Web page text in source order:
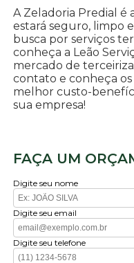
A Zeladoria Predial é
estará seguro, limpo
busca por serviços
conheça a Leão
mercado de
contato e conheça
melhor custo-
sua empresa!
FAÇA UM
Digite seu nome
Digite seu email
Digite seu telefone